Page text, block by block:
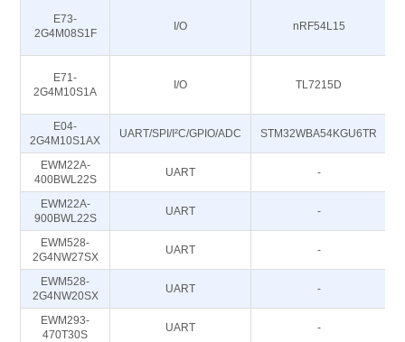
E73-
2G4M08S1F
I/O nRF54L15
E71-
2G4M10S1A
I/O TL7215D
E04-
2G4M10S1AX
UART/SPI/I²C/GPIO/ADC STM32WBA54KGU6TR
EWM22A-
400BWL22S
UART -
EWM22A-
900BWL22S
UART -
EWM528-
2G4NW27SX
UART -
EWM528-
2G4NW20SX
UART -
EWM293-
470T30S
UART -